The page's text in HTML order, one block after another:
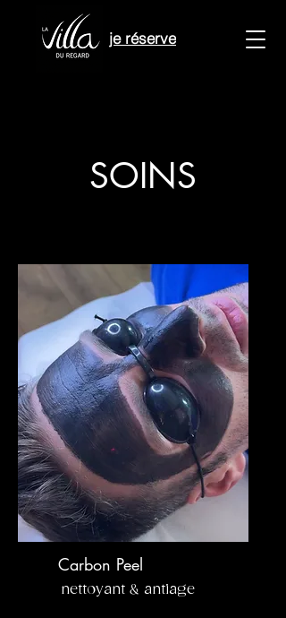
je réserve
SOINS
Carbon Peel
nettoyant & antiage